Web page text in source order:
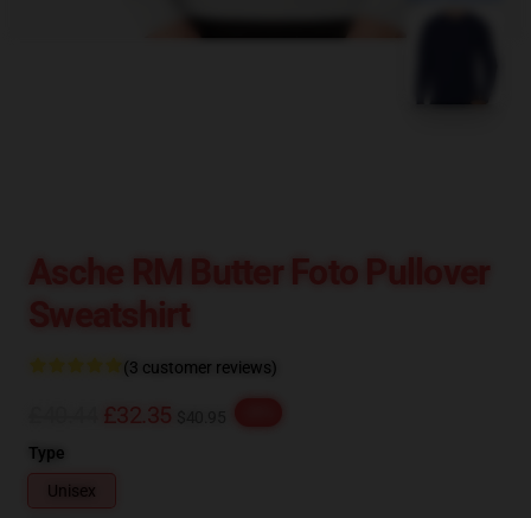
Asche RM Butter Foto Pullover
Sweatshirt
(3 customer reviews)
£32.35
Type
Unisex